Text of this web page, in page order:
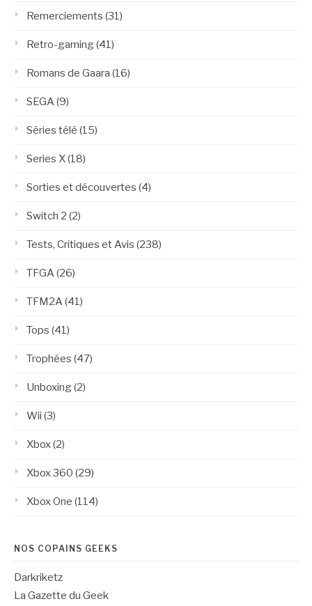
Remerciements (31)
Retro-gaming(41)
Romans de Gaara (16)
SEGA (9)
Séries télé (15)
Series X(18)
Sorties et découvertes (4)
Switch 2 (2)
Tests, Critiques et Avis (238)
TFGA (26)
TFM2A (41)
Tops (41)
Trophées (47)
Unboxing(2)
Wii (3)
Xbox(2)
Xbox 360 (29)
Xbox One (114)
NOS COPAINS GEEKS
Darkriketz
La Gazette du Geek